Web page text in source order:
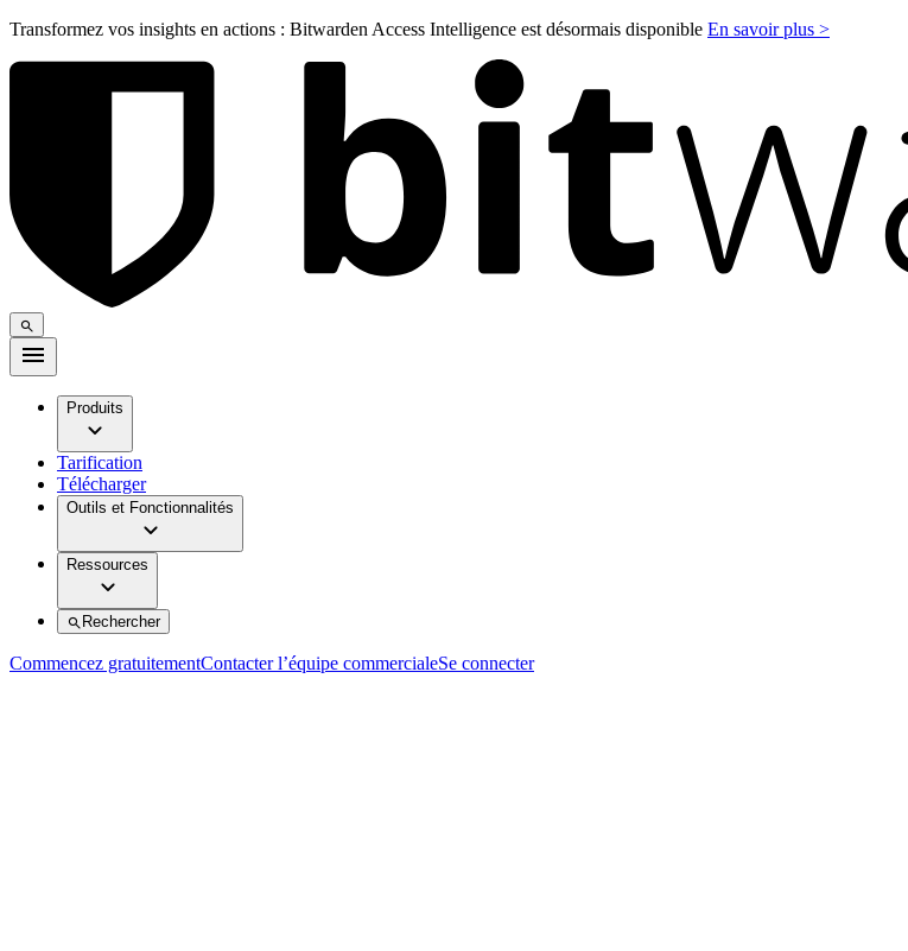
Transformez vos insights en actions : Bitwarden Access Intelligence est désormais disponible En savoir plus >
Produits
Tarification
Télécharger
Outils et Fonctionnalités
Ressources
Rechercher
Commencez gratuitementContacter l’équipe commercialeSe connecter